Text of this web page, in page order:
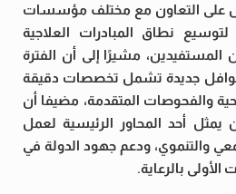
على التعاون مع مختلف مؤسسات
لتوسيع نطاق المبادرات العلاجية
مشيرًا إلى أن الفترة
جديدة تشمل تخصصات دقيقة
والفحوصات المتقدمة، مضيفا أن
يمثل أحد المحاور الرئيسية لعمل
والتنموي، ودعم جهود الدولة في
الأولى بالرعاية.